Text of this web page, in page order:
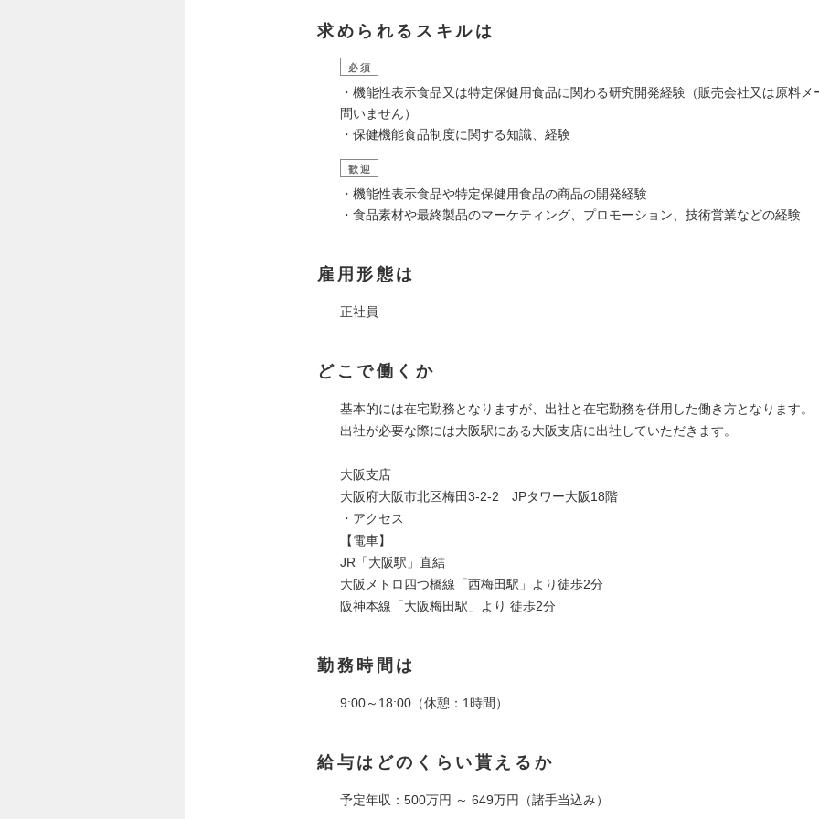
求められるスキルは
必須
・機能性表示食品又は特定保健用食品に関わる研究開発経験（販売会社又は原料メ
問いません）
・保健機能食品制度に関する知識、経験
歓迎
・機能性表示食品や特定保健用食品の商品の開発経験
・食品素材や最終製品のマーケティング、プロモーション、技術営業などの経験
雇用形態は
正社員
どこで働くか
基本的には在宅勤務となりますが、出社と在宅勤務を併用した働き方となります。
出社が必要な際には大阪駅にある大阪支店に出社していただきます。
大阪支店
大阪府大阪市北区梅田3-2-2 JPタワー大阪18階
・アクセス
【電車】
JR「大阪駅」直結
大阪メトロ四つ橋線「西梅田駅」より徒歩2分
阪神本線「大阪梅田駅」より 徒歩2分
勤務時間は
9:00～18:00（休憩：1時間）
給与はどのくらい貰えるか
予定年収：500万円 ～ 649万円（諸手当込み）